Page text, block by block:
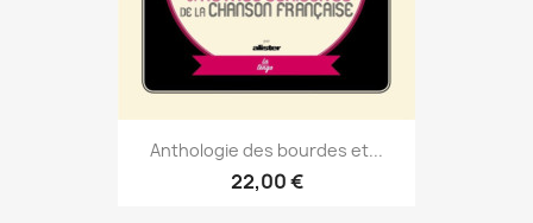
Anthologie des bourdes et...
22,00 €